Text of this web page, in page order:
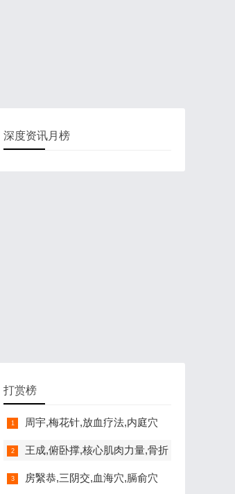
深度资讯月榜
打赏榜
周宇,梅花针,放血疗法,内庭穴
王成,俯卧撑,核心肌肉力量,骨折
房繄恭,三阴交,血海穴,膈俞穴